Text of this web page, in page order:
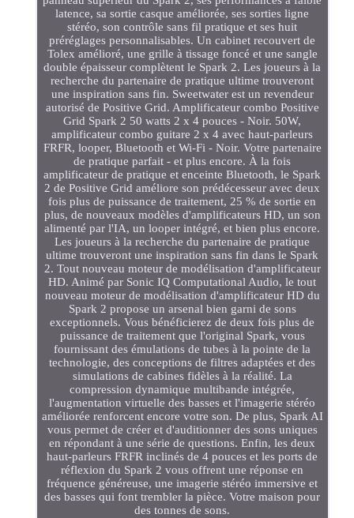
latence, sa sortie casque améliorée, ses sorties ligne
stéréo, son contrôle sans fil pratique et ses huit
préréglages personnalisables. Un cabinet recouvert de
Tolex amélioré, une grille à tissage foncé et une sangle
double épaisseur complètent le Spark 2. Les joueurs à la
recherche du partenaire de pratique ultime trouveront
une inspiration sans fin. Sweetwater est un revendeur
autorisé de Positive Grid. Amplificateur combo Positive
Grid Spark 2 50 watts 2 x 4 pouces - Noir. 50W,
amplificateur combo guitare 2 x 4 avec haut-parleurs
FRFR, looper, Bluetooth et Wi-Fi - Noir. Votre partenaire
de pratique parfait - et plus encore. À la fois
amplificateur de pratique et enceinte Bluetooth, le Spark
2 de Positive Grid améliore son prédécesseur avec deux
fois plus de puissance de traitement, 25 % de sortie en
plus, de nouveaux modèles d'amplificateurs HD, un son
alimenté par l'IA, un looper intégré, et bien plus encore.
Les joueurs à la recherche du partenaire de pratique
ultime trouveront une inspiration sans fin dans le Spark
2. Tout nouveau moteur de modélisation d'amplificateur
HD. Animé par Sonic IQ Computational Audio, le tout
nouveau moteur de modélisation d'amplificateur HD du
Spark 2 propose un arsenal bien garni de sons
exceptionnels. Vous bénéficierez de deux fois plus de
puissance de traitement que l'original Spark, vous
fournissant des émulations de tubes à la pointe de la
technologie, des conceptions de filtres adaptées et des
simulations de cabines fidèles à la réalité. La
compression dynamique multibande intégrée,
l'augmentation virtuelle des basses et l'imagerie stéréo
améliorée renforcent encore votre son. De plus, Spark AI
vous permet de créer et d'auditionner des sons uniques
en répondant à une série de questions. Enfin, les deux
haut-parleurs FRFR inclinés de 4 pouces et les ports de
réflexion du Spark 2 vous offrent une réponse en
fréquence généreuse, une imagerie stéréo immersive et
des basses qui font trembler la pièce. Votre maison pour
des tonnes de sons.